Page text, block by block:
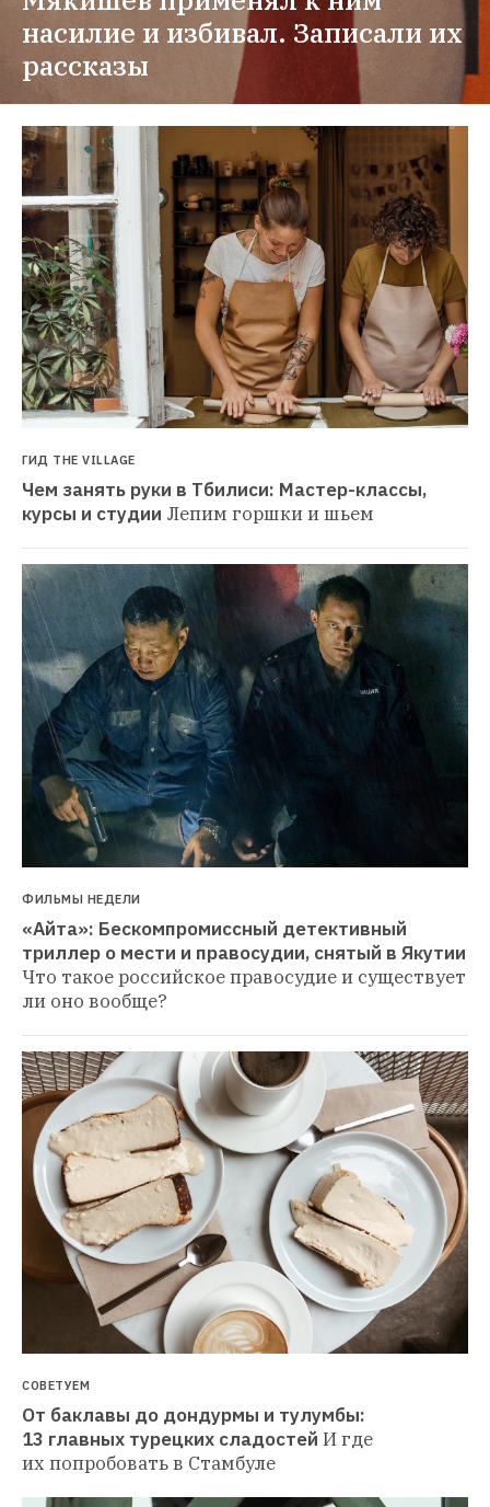
насилие и избивал. Записали их
рассказы
ГИД THE VILLAGE
Чем занять руки в Тбилиси: Мастер-классы,
курсы и студии Лепим горшки и шьем
ФИЛЬМЫ НЕДЕЛИ
«Айта»: Бескомпромиссный детективный
триллер о мести и правосудии, снятый в Якутии
Что такое российское правосудие и существует
ли оно вообще?
СОВЕТУЕМ
От баклавы до дондурмы и тулумбы:
13 главных турецких сладостей И где
их попробовать в Стамбуле